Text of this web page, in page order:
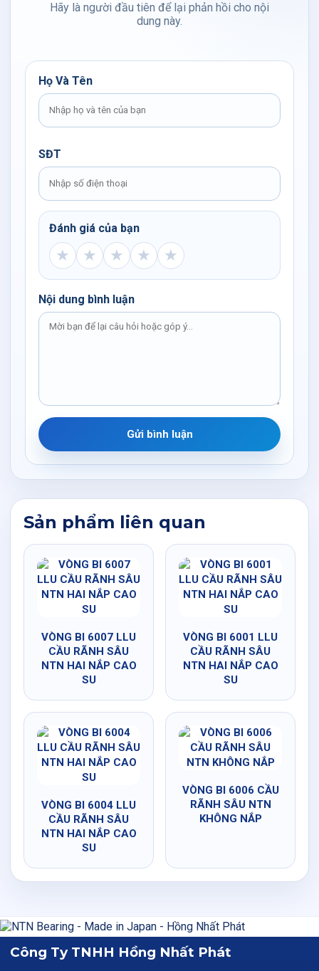
Hãy là người đầu tiên để lại phản hồi cho nội
dung này.
Họ Và Tên
SĐT
Đánh giá của bạn
★ ★ ★ ★ ★
Nội dung bình luận
Gửi bình luận
Sản phẩm liên quan
VÒNG BI 6007 LLU
CẦU RÃNH SÂU
NTN HAI NẮP CAO
SU
VÒNG BI 6001 LLU
CẦU RÃNH SÂU
NTN HAI NẮP CAO
SU
VÒNG BI 6004 LLU
CẦU RÃNH SÂU
NTN HAI NẮP CAO
SU
VÒNG BI 6006 CẦU
RÃNH SÂU NTN
KHÔNG NẮP
Công Ty TNHH Hồng Nhất Phát